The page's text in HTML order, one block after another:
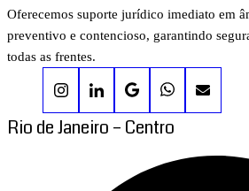
Oferecemos suporte jurídico imediato em
preventivo e contencioso, garantindo
todas as frentes.
Rio de Janeiro – Centro